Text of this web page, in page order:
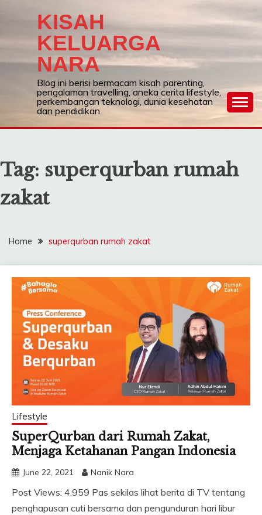
KISAH
KELUARGA
NARA
Blog ini berisi bermacam kisah parenting,
pengalaman travelling, aneka cerita lifestyle,
perkembangan teknologi, dunia kesehatan
dan pendidikan
Tag: superqurban rumah
zakat
Home superqurban rumah zakat
Lifestyle
SuperQurban dari Rumah Zakat,
Menjaga Ketahanan Pangan Indonesia
June 22, 2021 Nanik Nara
Post Views: 4,959 Pas sekilas lihat berita di TV tentang
penghapusan cuti bersama dan pengunduran hari libur